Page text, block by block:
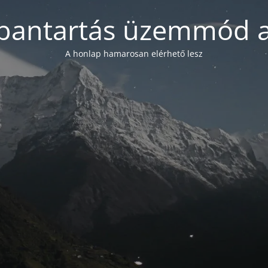
üzemmód
A honlap hamarosan elérhető lesz